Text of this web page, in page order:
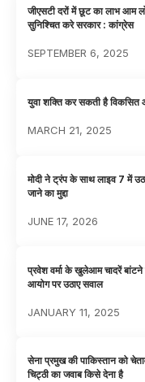
जीएसटी दरों में छूट का लाभ आम
सुनिश्चित करे सरकार : कांग्रेस
SEPTEMBER 6, 2025
युवा शक्ति कर सकती है विकसित
MARCH 21, 2025
मोदी ने ट्रंप के साथ लाइव 7 में
जाने का मुद्दा
JUNE 17, 2026
प्रवेश वर्मा के खुलेआम चादरें
आयोग पर उठाए सवाल
JANUARY 11, 2025
सेना प्रमुख की पाकिस्तान को
चिट्ठी का जवाब किसे देना है